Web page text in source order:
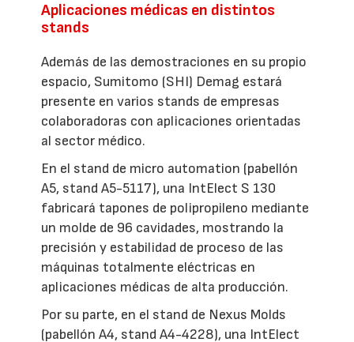
Aplicaciones médicas en distintos
stands
Además de las demostraciones en su propio
espacio, Sumitomo (SHI) Demag estará
presente en varios stands de empresas
colaboradoras con aplicaciones orientadas
al sector médico.
En el stand de micro automation (pabellón
A5, stand A5-5117), una IntElect S 130
fabricará tapones de polipropileno mediante
un molde de 96 cavidades, mostrando la
precisión y estabilidad de proceso de las
máquinas totalmente eléctricas en
aplicaciones médicas de alta producción.
Por su parte, en el stand de Nexus Molds
(pabellón A4, stand A4-4228), una IntElect